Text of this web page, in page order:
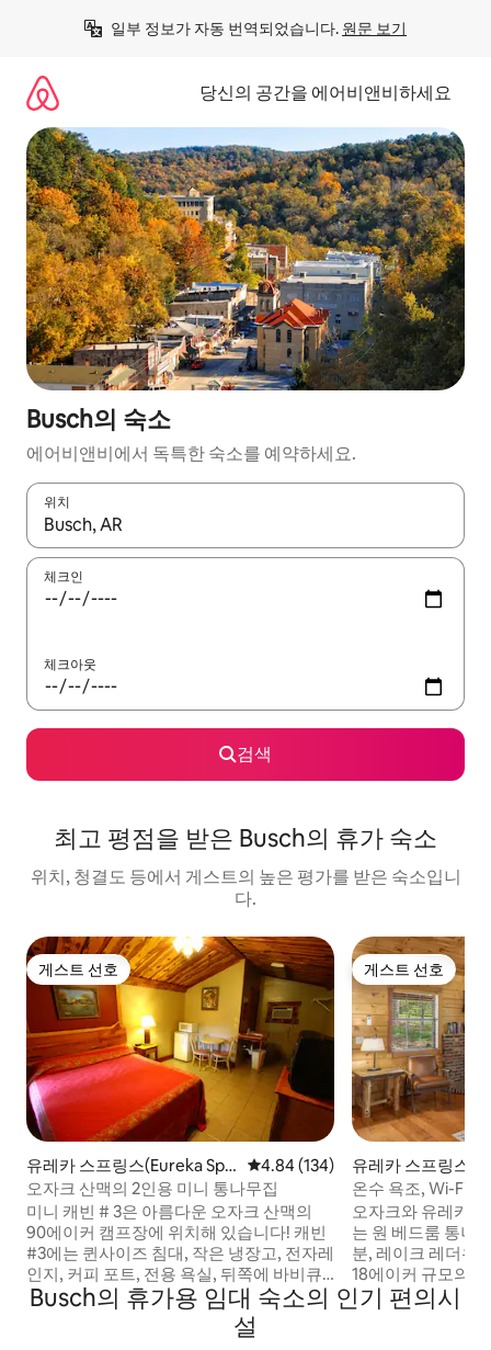
일부 정보가 자동 번역되었습니다. 원문 보기
당신의 공간을 에어비앤비하세요
Busch의 숙소
에어비앤비에서 독특한 숙소를 예약하세요.
위치
결과가 나오면 위·아래 화살표 키를 사용하거나 터치 또는 스와이
체크인
체크아웃
검색
최고 평점을 받은 Busch의 휴가 숙소
위치, 청결도 등에서 게스트의 높은 평가를 받은 숙소입니
다.
게스트 선호
게스트 선호
유레카 스프링스(Eureka Spri
ngs)의 통나무집
평점 4.84점(5점 만점), 후기 134
4.84 (134)
오자크 산맥의 2인용 미니 통나무집
미니 캐빈 # 3은 아름다운 오자크 산맥의
90에이커 캠프장에 위치해 있습니다! 캐빈
#3에는 퀸사이즈 침대, 작은 냉장고, 전자레
인지, 커피 포트, 전용 욕실, 뒤쪽에 바비큐
그릴, 앞쪽에 화덕이 있는 피크닉 테이블이
있습니다. TV는 영화 감상용이며, 리셉션은
없습니다. 영화는 사무실에 보관되어 있으
게스트 선호
게스트 선호
유레카 스프링스
ngs)의 통나무집
온수 욕조, Wi-Fi,
캐빈
오자크와 유레카
는 원 베드룸 통나무집! * 비버 호
분, 레이크 레더우
18에이커 규모의
된 주방을 즐기세
우거진 전망을 감
Busch의 휴가용 임대 숙소의 인기 편의시
설